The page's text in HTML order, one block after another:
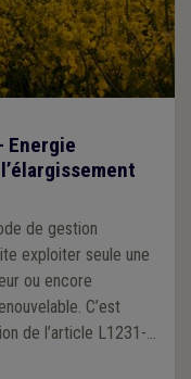
Energie
de gestion
exploiter seule une
ou encore
C’est
de l’article L1231-4